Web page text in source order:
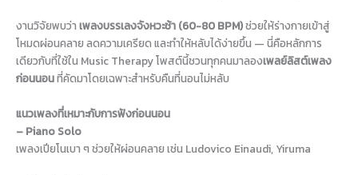
งานวิจัยพบว่า เพลงบรรเลงจังหวะช้า (60-80 BPM)ช่วยให้ร่างกายเข้าสู่
โหมดผ่อนคลาย ลดความเครียด และทำให้หลับได้ง่ายขึ้น — นี่คือหลักการ
เดียวกับที่ใช้ใน Music Therapy โพสต์นี้ชวนทุกคนมาลองเพลย์ลิสต์เพลง
ก่อนนอนที่คัดมาโดยเฉพาะสำหรับคืนที่นอนไม่หลับ
แนวเพลงที่เหมาะกับการฟังก่อนนอน
– Piano Solo
เพลงเปียโนเบา ๆ ช่วยให้ผ่อนคลาย เช่น Ludovico Einaudi, Yiruma